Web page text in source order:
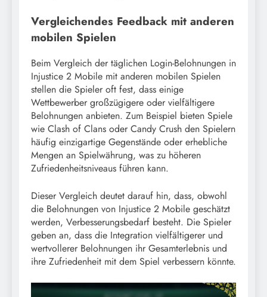
Vergleichendes Feedback mit anderen
mobilen Spielen
Beim Vergleich der täglichen Login-Belohnungen in
Injustice 2 Mobile mit anderen mobilen Spielen
stellen die Spieler oft fest, dass einige
Wettbewerber großzügigere oder vielfältigere
Belohnungen anbieten. Zum Beispiel bieten Spiele
wie Clash of Clans oder Candy Crush den Spielern
häufig einzigartige Gegenstände oder erhebliche
Mengen an Spielwährung, was zu höheren
Zufriedenheitsniveaus führen kann.
Dieser Vergleich deutet darauf hin, dass, obwohl
die Belohnungen von Injustice 2 Mobile geschätzt
werden, Verbesserungsbedarf besteht. Die Spieler
geben an, dass die Integration vielfältigerer und
wertvollerer Belohnungen ihr Gesamterlebnis und
ihre Zufriedenheit mit dem Spiel verbessern könnte.